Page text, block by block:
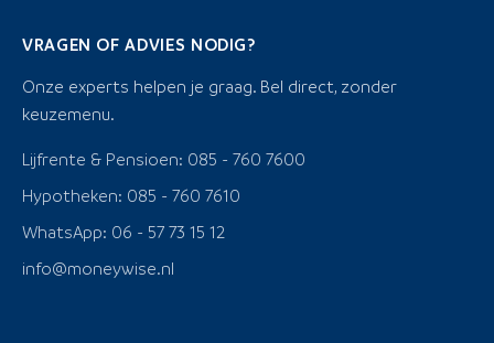
VRAGEN OF ADVIES NODIG?
Onze experts helpen je graag. Bel direct, zonder
keuzemenu.
Lijfrente & Pensioen: 085 - 760 7600
Hypotheken: 085 - 760 7610
WhatsApp: 06 - 57 73 15 12
info@moneywise.nl